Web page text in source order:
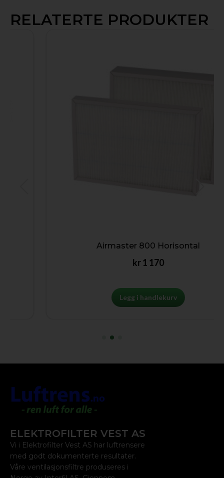
RELATERTE PRODUKTER
Airmaster 800 Horisontal
1 170
Legg i handlekurv
ELEKTROFILTER VEST AS
Vi i Elektrofilter Vest AS har luftrensere
med godt dokumenterte resultater.
Våre ventilasjonsfiltre produseres i